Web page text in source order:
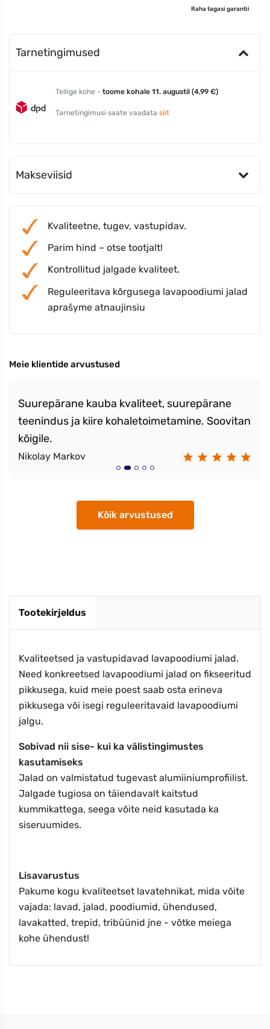
Raha tagasi garantii
Tarnetingimused
Tellige kohe - toome kohale 11. augustil (4,99 €)
Tarnetingimusi saate vaadata siit
Makseviisid
Kvaliteetne, tugev, vastupidav.
Parim hind – otse tootjalt!
Kontrollitud jalgade kvaliteet.
Reguleeritava kõrgusega lavapoodiumi jalad
aprašyme atnaujinsiu
Meie klientide arvustused
Suurepärane kauba kvaliteet, suurepärane
teenindus ja kiire kohaletoimetamine. Soovitan
kõigile.
Nikolay Markov
Kõik arvustused
Tootekirjeldus
Kvaliteetsed ja vastupidavad lavapoodiumi jalad.
Need konkreetsed lavapoodiumi jalad on fikseeritud
pikkusega, kuid meie poest saab osta erineva
pikkusega või isegi reguleeritavaid lavapoodiumi
jalgu.
Sobivad nii sise- kui ka välistingimustes
kasutamiseks
Jalad on valmistatud tugevast alumiiniumprofiilist.
Jalgade tugiosa on täiendavalt kaitstud
kummikattega, seega võite neid kasutada ka
siseruumides.
Lisavarustus
Pakume kogu kvaliteetset lavatehnikat, mida võite
vajada: lavad, jalad, poodiumid, ühendused,
lavakatted, trepid, tribüünid jne - võtke meiega
kohe ühendust!